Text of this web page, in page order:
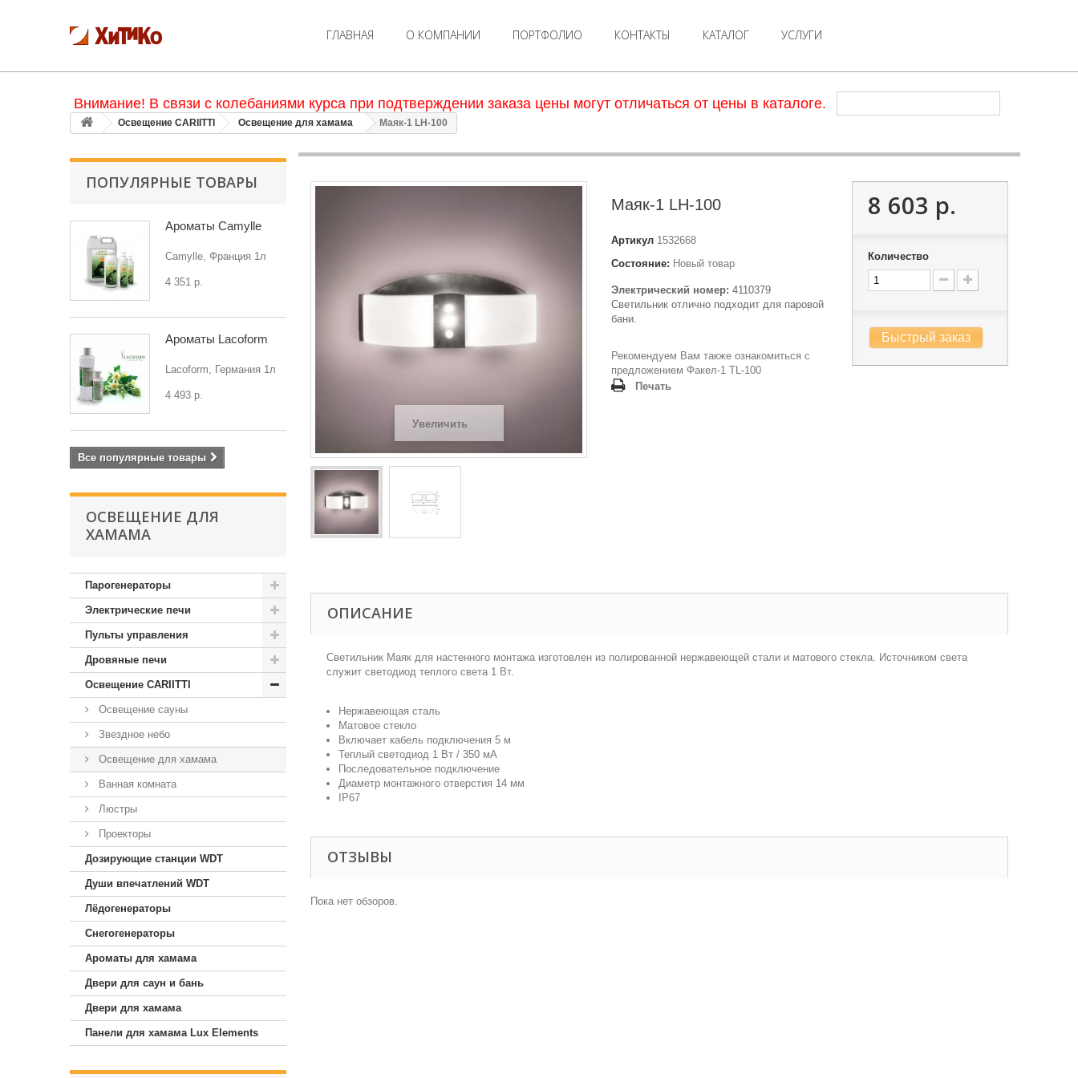
ГЛАВНАЯ О КОМПАНИИ ПОРТФОЛИО КОНТАКТЫ КАТАЛОГ УСЛУГИ
Внимание! В связи с колебаниями курса при подтверждении заказа цены могут отличаться от цены в каталоге.
Освещение CARIITTI Освещение для хамама Маяк-1 LH-100
ПОПУЛЯРНЫЕ ТОВАРЫ
Ароматы Camylle
Camylle, Франция 1л
4 351 р.
Ароматы Lacoform
Lacoform, Германия 1л
4 493 р.
Все популярные товары
ОСВЕЩЕНИЕ ДЛЯ
ХАМАМА
Парогенераторы
Электрические печи
Пульты управления
Дровяные печи
Освещение CARIITTI
Освещение сауны
Звездное небо
Освещение для хамама
Ванная комната
Люстры
Проекторы
Дозирующие станции WDT
Души впечатлений WDT
Лёдогенераторы
Снегогенераторы
Ароматы для хамама
Двери для саун и бань
Двери для хамама
Панели для хамама Lux Elements
Увеличить
Маяк-1 LH-100
Артикул 1532668
Состояние: Новый товар
Электрический номер: 4110379
Светильник отлично подходит для паровой
бани.
Рекомендуем Вам также ознакомиться с
предложением Факел-1 TL-100
Печать
8 603 р.
Количество
Быстрый заказ
ОПИСАНИЕ
Светильник Маяк для настенного монтажа изготовлен из полированной нержавеющей стали и матового стекла. Источником света
служит светодиод теплого света 1 Вт.
Нержавеющая сталь
Матовое стекло
Включает кабель подключения 5 м
Теплый светодиод 1 Вт / 350 мА
Последовательное подключение
Диаметр монтажного отверстия 14 мм
IP67
ОТЗЫВЫ
Пока нет обзоров.